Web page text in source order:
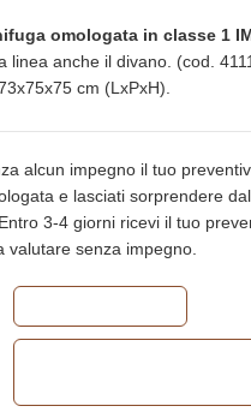
omologata in classe 1
linea anche il divano. (cod.
cm (LxPxH).
alcun impegno il tuo
e lasciati sorprendere
3-4 giorni ricevi il tuo
valutare senza impegno.